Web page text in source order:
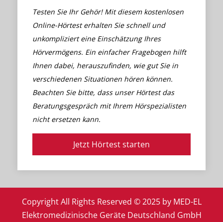
Testen Sie Ihr Gehör! Mit diesem kostenlosen
Online-Hörtest erhalten Sie schnell und
unkompliziert eine Einschätzung Ihres
Hörvermögens. Ein einfacher Fragebogen hilft
Ihnen dabei, herauszufinden, wie gut Sie in
verschiedenen Situationen hören können.
Beachten Sie bitte, dass unser Hörtest das
Beratungsgespräch mit Ihrem Hörspezialisten
nicht ersetzen kann.
Jetzt Hörtest starten
Copyright All Rights Reserved © 2025 by MED-EL
Elektromedizinische Geräte Deutschland GmbH